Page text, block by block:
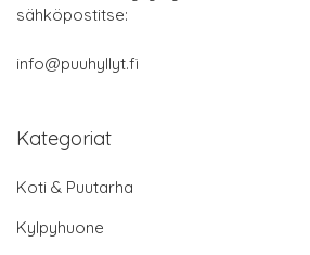
sähköpostitse:
info@puuhyllyt.fi
Kategoriat
Koti & Puutarha
Kylpyhuone